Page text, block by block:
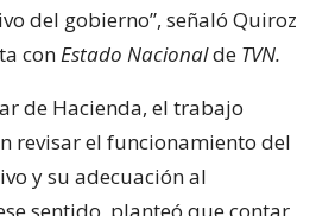
del gobierno”, señaló Quiroz
con Estado Nacionalde TVN.
de Hacienda, el trabajo
revisar el funcionamiento del
y su adecuación al
sentido, planteó que contar